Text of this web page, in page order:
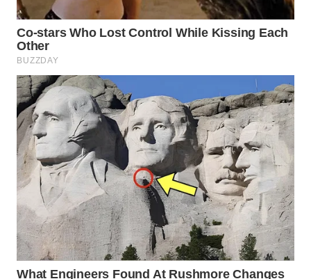
WN
BINTAN
WN
MANDALIKA
WN
LIKUPANG
WN
LABUANBAJO
WN
BORNEO